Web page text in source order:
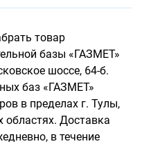
товар
базы «ГАЗМЕТ»
шоссе, 64-б.
баз «ГАЗМЕТ»
в пределах г. Тулы,
областях. Доставка
в течение